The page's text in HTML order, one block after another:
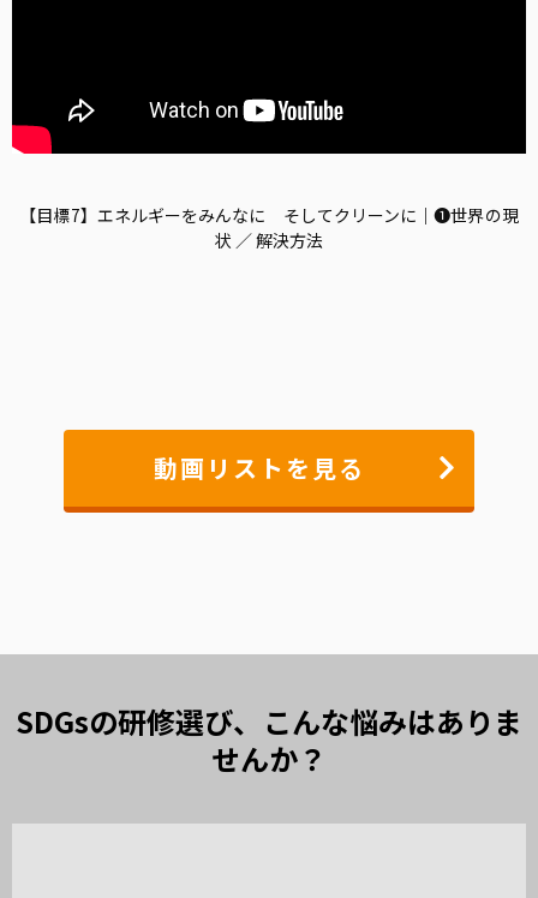
【目標7】エネルギーをみんなに そしてクリーンに｜❶世界の現
状 ／ 解決方法
動画リストを見る
SDGsの研修選び、こんな悩みはありま
せんか？